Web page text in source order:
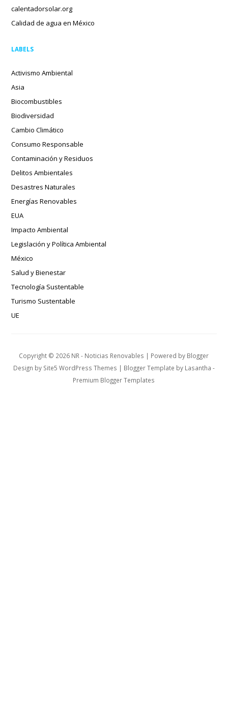
calentadorsolar.org
Calidad de agua en México
LABELS
Activismo Ambiental
Asia
Biocombustibles
Biodiversidad
Cambio Climático
Consumo Responsable
Contaminación y Residuos
Delitos Ambientales
Desastres Naturales
Energías Renovables
EUA
Impacto Ambiental
Legislación y Política Ambiental
México
Salud y Bienestar
Tecnología Sustentable
Turismo Sustentable
UE
Copyright © 2026 NR - Noticias Renovables | Powered by Blogger
Design by Site5 WordPress Themes | Blogger Template by Lasantha -
Premium Blogger Templates